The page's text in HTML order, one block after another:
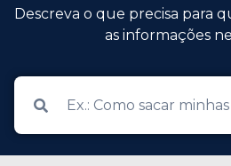
Descreva o que precisa para
as informações